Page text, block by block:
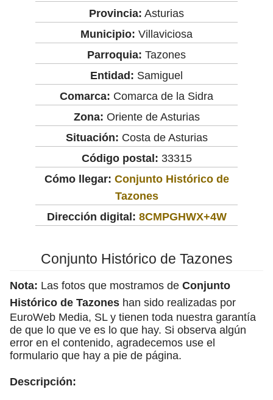
Provincia: Asturias
Municipio: Villaviciosa
Parroquia: Tazones
Entidad: Samiguel
Comarca: Comarca de la Sidra
Zona: Oriente de Asturias
Situación: Costa de Asturias
Código postal: 33315
Cómo llegar: Conjunto Histórico de
Tazones
Dirección digital: 8CMPGHWX+4W
Conjunto Histórico de Tazones
Nota: Las fotos que mostramos de Conjunto
Histórico de Tazones han sido realizadas por
EuroWeb Media, SL y tienen toda nuestra garantía
de que lo que ve es lo que hay. Si observa algún
error en el contenido, agradecemos use el
formulario que hay a pie de página.
Descripción: